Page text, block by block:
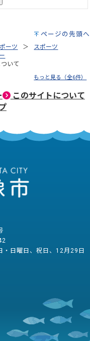
ページの先頭へ
ーツ
スポーツ
いて
もっと見る（全6件）
このサイトについて
・日曜日、祝日、12月29日